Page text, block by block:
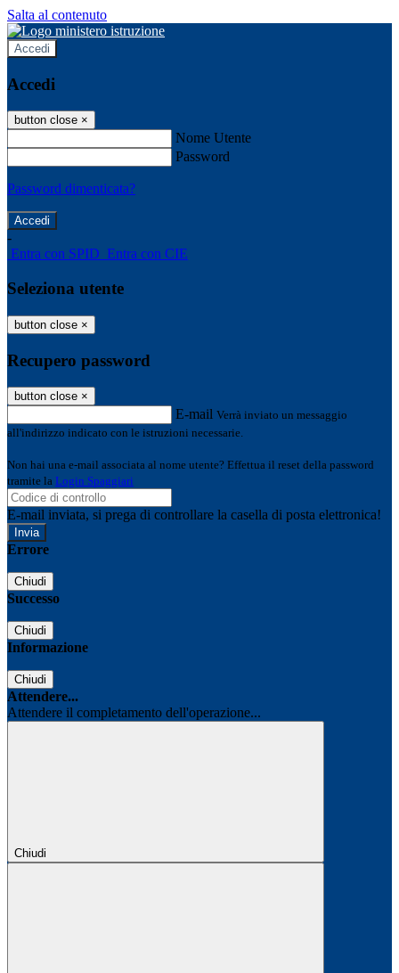
Salta al contenuto
Accedi
Accedi
button close ×
Nome Utente
Password
Password dimenticata?
-
Entra con SPID Entra con CIE
Seleziona utente
button close ×
Recupero password
button close ×
E-mail Verrà inviato un messaggio
all'indirizzo indicato con le istruzioni necessarie.
Non hai una e-mail associata al nome utente? Effettua il reset della password
tramite la Login Spaggiari
E-mail inviata, si prega di controllare la casella di posta elettronica!
Errore
Chiudi
Successo
Chiudi
Informazione
Chiudi
Attendere...
Attendere il completamento dell'operazione...
Chiudi